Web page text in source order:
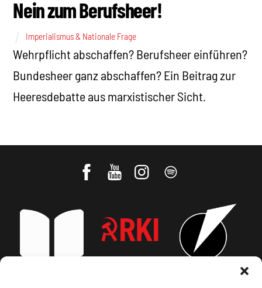
Nein zum Berufsheer!
Imperialismus & Nationale Frage
Wehrpflicht abschaffen? Berufsheer einführen?
Bundesheer ganz abschaffen? Ein Beitrag zur
Heeresdebatte aus marxistischer Sicht.